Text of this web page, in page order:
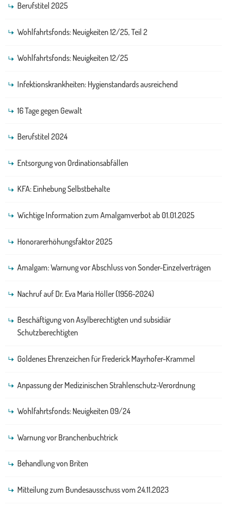
Berufstitel 2025
Wohlfahrtsfonds: Neuigkeiten 12/25, Teil 2
Wohlfahrtsfonds: Neuigkeiten 12/25
Infektionskrankheiten: Hygienstandards ausreichend
16 Tage gegen Gewalt
Berufstitel 2024
Entsorgung von Ordinationsabfällen
KFA: Einhebung Selbstbehalte
Wichtige Information zum Amalgamverbot ab 01.01.2025
Honorarerhöhungsfaktor 2025
Amalgam: Warnung vor Abschluss von Sonder-Einzelverträgen
Nachruf auf Dr. Eva Maria Höller (1956-2024)
Beschäftigung von Asylberechtigten und subsidiär
Schutzberechtigten
Goldenes Ehrenzeichen für Frederick Mayrhofer-Krammel
Anpassung der Medizinischen Strahlenschutz-Verordnung
Wohlfahrtsfonds: Neuigkeiten 09/24
Warnung vor Branchenbuchtrick
Behandlung von Briten
Mitteilung zum Bundesausschuss vom 24.11.2023